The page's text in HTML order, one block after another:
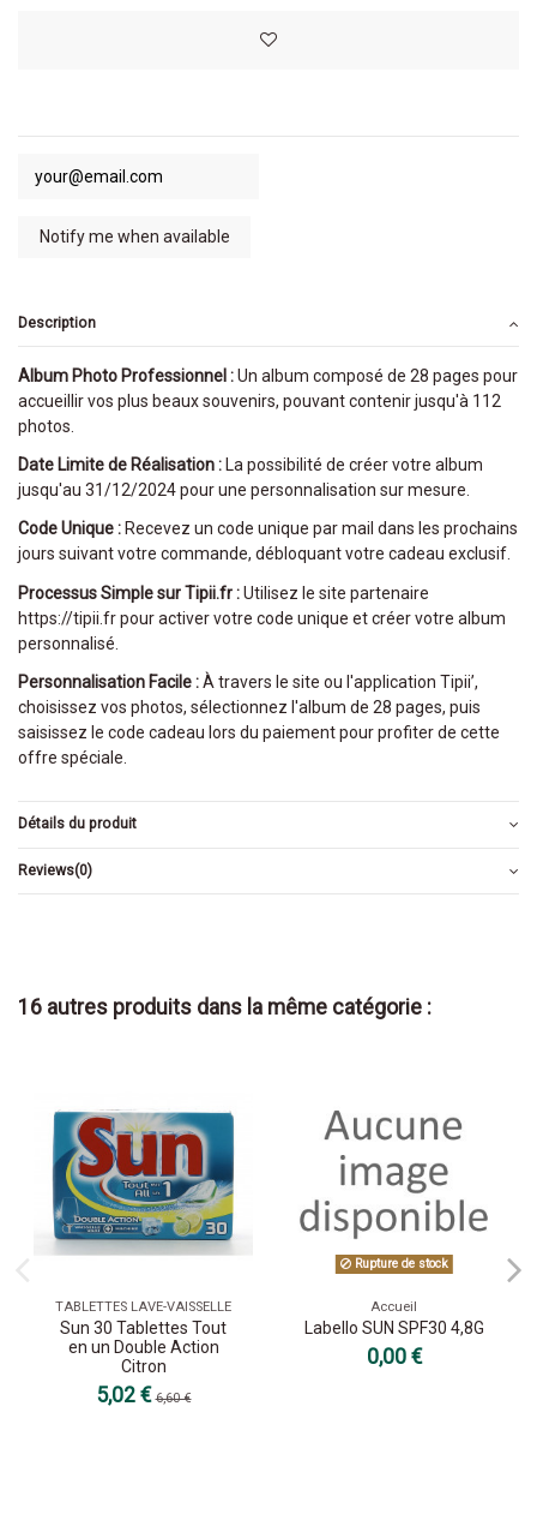
Description
Album Photo Professionnel :Un album composé de 28 pages pour
accueillir vos plus beaux souvenirs, pouvant contenir jusqu'à 112
photos.
Date Limite de Réalisation : La possibilité de créer votre album
jusqu'au 31/12/2024 pour une personnalisation sur mesure.
Code Unique : Recevez un code unique par mail dans les prochains
jours suivant votre commande, débloquant votre cadeau exclusif.
Processus Simple sur Tipii.fr :Utilisez le site partenaire
https://tipii.fr pour activer votre code unique et créer votre album
personnalisé.
Personnalisation Facile :À travers le site ou l'application Tipii’,
choisissez vos photos, sélectionnez l'album de 28 pages, puis
saisissez le code cadeau lors du paiement pour profiter de cette
offre spéciale.
Détails du produit
Reviews(0)
16 autres produits dans la même catégorie :
TABLETTES LAVE-VAISSELLE
Sun 30 Tablettes Tout
en un Double Action
Citron
5,02 €6,60 €
Rupture de stock
Accueil
Labello SUN SPF30 4,8G
0,00 €